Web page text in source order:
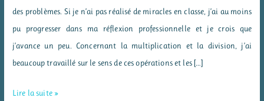
des problèmes. Si je n’ai pas réalisé de miracles en classe, j’ai au moins
pu progresser dans ma réflexion professionnelle et je crois que
j’avance un peu. Concernant la multiplication et la division, j’ai
beaucoup travaillé sur le sens de ces opérations et les […]
QuiProQuo
Lire la suite »